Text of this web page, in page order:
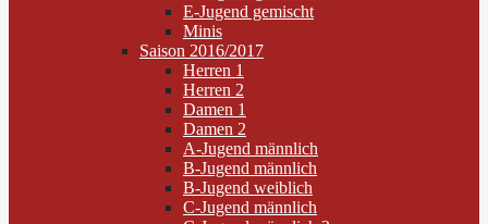
E-Jugend gemischt
Minis
Saison 2016/2017
Herren 1
Herren 2
Damen 1
Damen 2
A-Jugend männlich
B-Jugend männlich
B-Jugend weiblich
C-Jugend männlich